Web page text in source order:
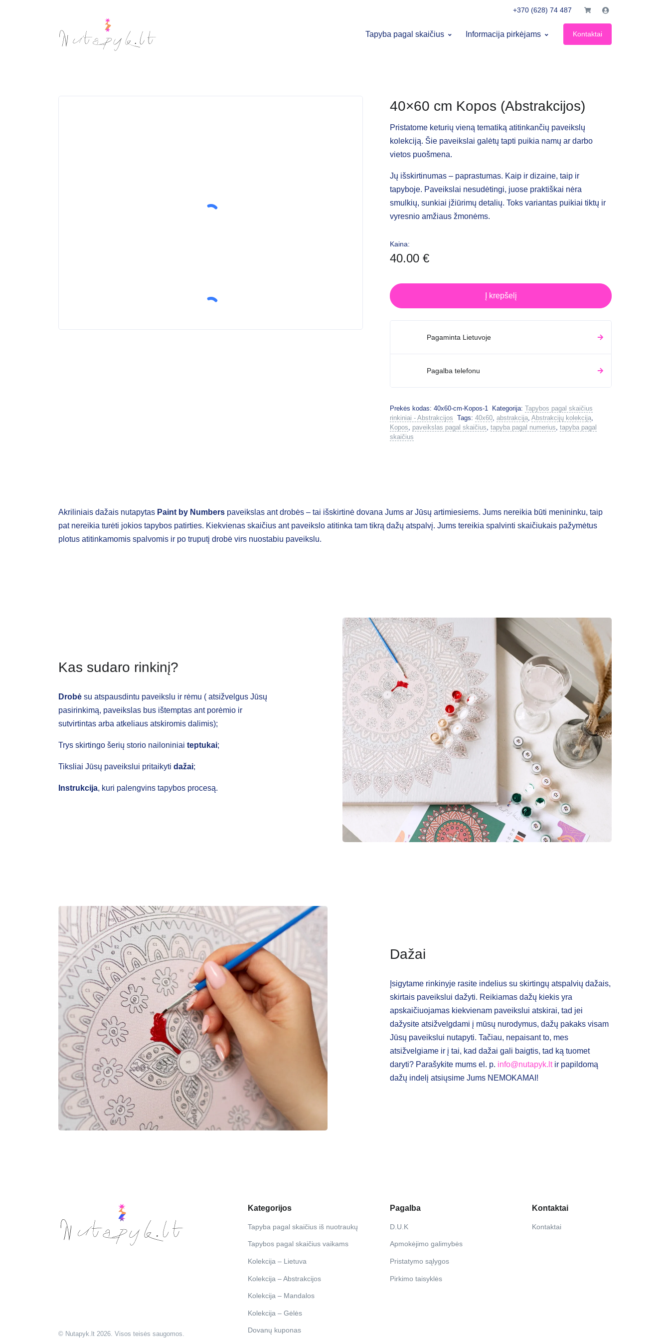
+370 (628) 74 487
Tapyba pagal skaičius Informacija pirkėjams Kontaktai
40×60 cm Kopos (Abstrakcijos)
Pristatome keturių vieną tematiką atitinkančių paveikslų
kolekciją. Šie paveikslai galėtų tapti puikia namų ar darbo
vietos puošmena.
Jų išskirtinumas – paprastumas. Kaip ir dizaine, taip ir
tapyboje. Paveikslai nesudėtingi, juose praktiškai nėra
smulkių, sunkiai įžiūrimų detalių. Toks variantas puikiai tiktų ir
vyresnio amžiaus žmonėms.
Kaina:
40.00 €
Į krepšelį
Pagaminta Lietuvoje
Pagalba telefonu
Prekės kodas: 40x60-cm-Kopos-1 Kategorija: Tapybos pagal skaičius
rinkiniai - Abstrakcijos Tags: 40x60, abstrakcija, Abstrakcijų kolekcija,
Kopos, paveikslas pagal skaičius, tapyba pagal numerius, tapyba pagal
skaičius
Akriliniais dažais nutapytas Paint by Numbers paveikslas ant drobės – tai išskirtinė dovana Jums ar Jūsų artimiesiems. Jums nereikia būti menininku, taip
pat nereikia turėti jokios tapybos patirties. Kiekvienas skaičius ant paveikslo atitinka tam tikrą dažų atspalvį. Jums tereikia spalvinti skaičiukais pažymėtus
plotus atitinkamomis spalvomis ir po truputį drobė virs nuostabiu paveikslu.
Kas sudaro rinkinį?
Drobė su atspausdintu paveikslu ir rėmu ( atsižvelgus Jūsų
pasirinkimą, paveikslas bus ištemptas ant porėmio ir
sutvirtintas arba atkeliaus atskiromis dalimis);
Trys skirtingo šerių storio nailoniniai teptukai;
Tiksliai Jūsų paveikslui pritaikyti dažai;
Instrukcija, kuri palengvins tapybos procesą.
Dažai
Įsigytame rinkinyje rasite indelius su skirtingų atspalvių dažais,
skirtais paveikslui dažyti. Reikiamas dažų kiekis yra
apskaičiuojamas kiekvienam paveikslui atskirai, tad jei
dažysite atsižvelgdami į mūsų nurodymus, dažų pakaks visam
Jūsų paveikslui nutapyti. Tačiau, nepaisant to, mes
atsižvelgiame ir į tai, kad dažai gali baigtis, tad ką tuomet
daryti? Parašykite mums el. p. info@nutapyk.ltir papildomą
dažų indelį atsiųsime Jums NEMOKAMAI!
Kategorijos
Tapyba pagal skaičius iš nuotraukų
Tapybos pagal skaičius vaikams
Kolekcija – Lietuva
Kolekcija – Abstrakcijos
Kolekcija – Mandalos
Kolekcija – Gėlės
Dovanų kuponas
Pagalba
D.U.K
Apmokėjimo galimybės
Pristatymo sąlygos
Pirkimo taisyklės
Kontaktai
Kontaktai
© Nutapyk.lt 2026. Visos teisės saugomos.
Labas!
Slaptažodis
Prisijungti
Prekių krepšelis